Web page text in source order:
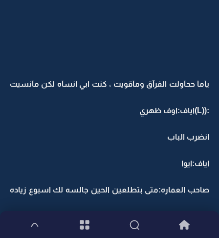
يآمآ ححآولت الفرآق ومآقويت ، كنت ابي انسآه لكن مآنسيت
:((L)اياف:اوف ظهري
انضرب الباب
اياف:ايوا
صاحب العماره:متى بتطلعين الحين جالسه لك اسبوع زياده